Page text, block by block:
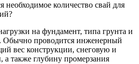
необходимое количество свай для
на фундамент, типа грунта и
Обычно проводится инженерный
вес конструкции, снеговую и
а также глубину промерзания